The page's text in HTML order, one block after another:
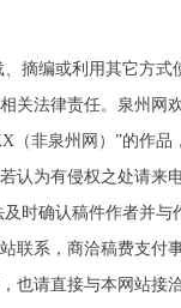
摘编或利用其它方式
关法律责任。泉州网
（非泉州网）”的作品
认为有侵权之处请来
时确认稿件作者并与
联系，商洽稿费支付
也请直接与本网站接